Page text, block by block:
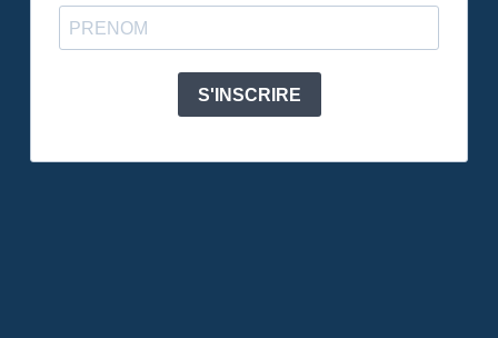
S'INSCRIRE